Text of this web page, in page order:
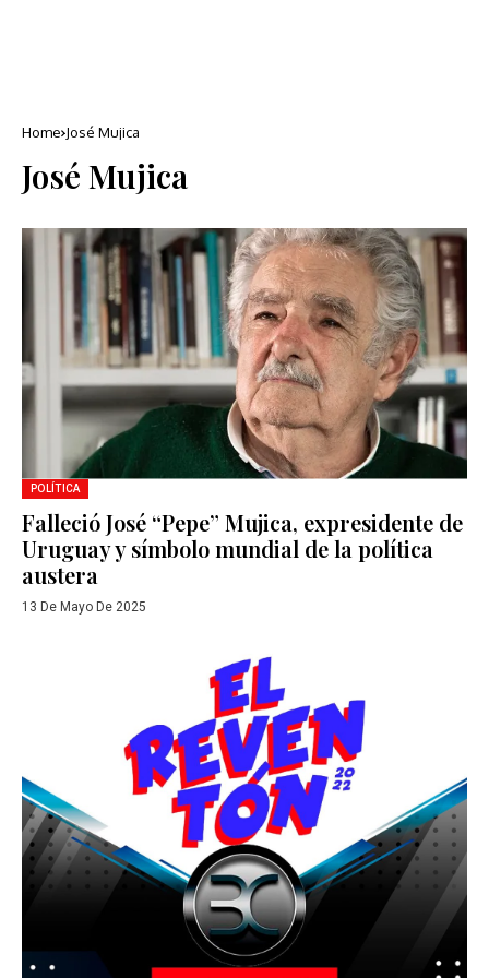
Home José Mujica
José Mujica
POLÍTICA
Falleció José “Pepe” Mujica, expresidente de
Uruguay y símbolo mundial de la política
austera
13 De Mayo De 2025